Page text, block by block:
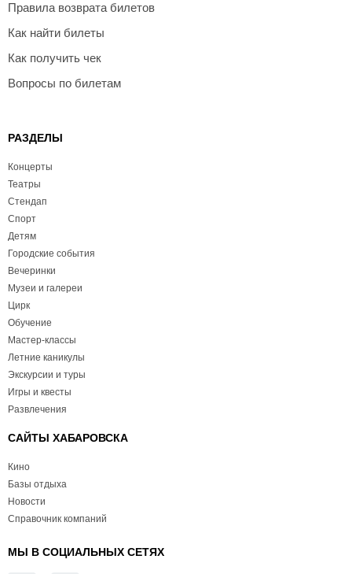
Правила возврата билетов
Как найти билеты
Как получить чек
Вопросы по билетам
РАЗДЕЛЫ
Концерты
Театры
Стендап
Спорт
Детям
Городские события
Вечеринки
Музеи и галереи
Цирк
Обучение
Мастер-классы
Летние каникулы
Экскурсии и туры
Игры и квесты
Развлечения
САЙТЫ ХАБАРОВСКА
Кино
Базы отдыха
Новости
Справочник компаний
МЫ В СОЦИАЛЬНЫХ СЕТЯХ